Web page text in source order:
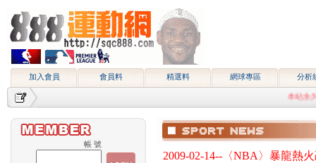
加入會員 會員料 精選料 網球專區 分析
本站永久
帳 號
2009-02-14--〈NBA〉暴龍熱